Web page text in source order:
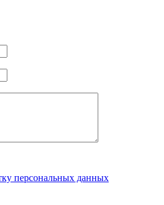
персональных данных